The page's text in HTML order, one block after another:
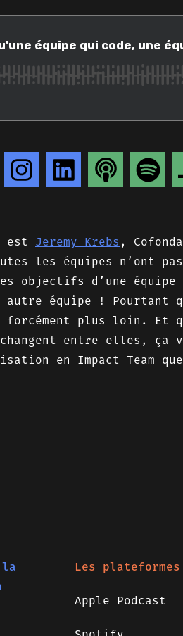
est Jeremy Krebs ,
les équipes n’ont
d’une équipe
équipe ! Pourtant
forcément plus loin. Et
entre elles, ça
en Impact Team
la
Les plateformes
Apple Podcast